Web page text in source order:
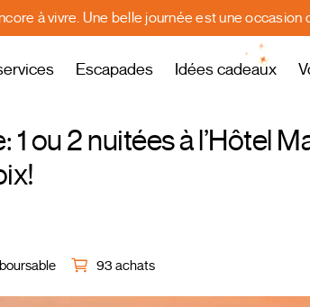
à vivre. Une belle journée est une occasion
Escapades Idées cadeaux
ou 2 nuitées à l’Hôtel
93 achats